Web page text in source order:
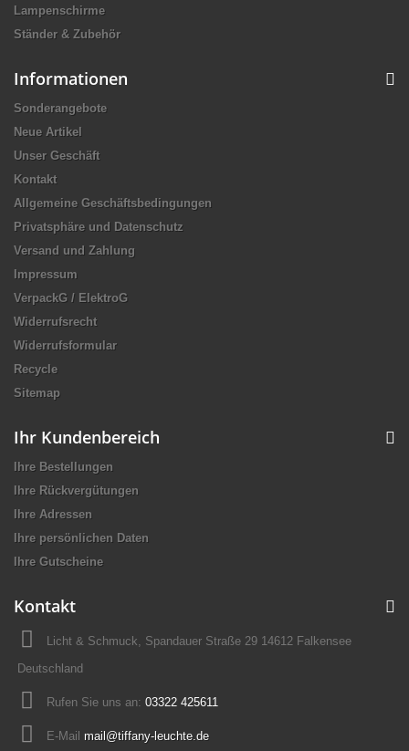
Lampenschirme
Ständer & Zubehör
Informationen
Sonderangebote
Neue Artikel
Unser Geschäft
Kontakt
Allgemeine Geschäftsbedingungen
Privatsphäre und Datenschutz
Versand und Zahlung
Impressum
VerpackG / ElektroG
Widerrufsrecht
Widerrufsformular
Recycle
Sitemap
Ihr Kundenbereich
Ihre Bestellungen
Ihre Rückvergütungen
Ihre Adressen
Ihre persönlichen Daten
Ihre Gutscheine
Kontakt
Licht & Schmuck, Spandauer Straße 29 14612 Falkensee
Deutschland
Rufen Sie uns an: 03322 425611
E-Mail mail@tiffany-leuchte.de